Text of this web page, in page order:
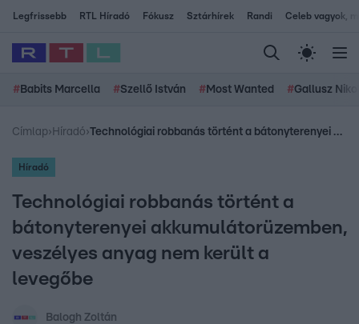
Legfrissebb RTL Híradó Fókusz Sztárhírek Randi Celeb vagyok,
# Babits Marcella #Szellő István # Most Wanted #Gallusz
Címlap› Híradó› Technológiai robbanás történt a bátonyterenyei akkumulátorüzemben, veszélyes anyag nem került a levegőbe
Híradó
Technológiai robbanás történt a
bátonyterenyei akkumulátorüzemben,
veszélyes anyag nem került a
levegőbe
Balogh Zoltán